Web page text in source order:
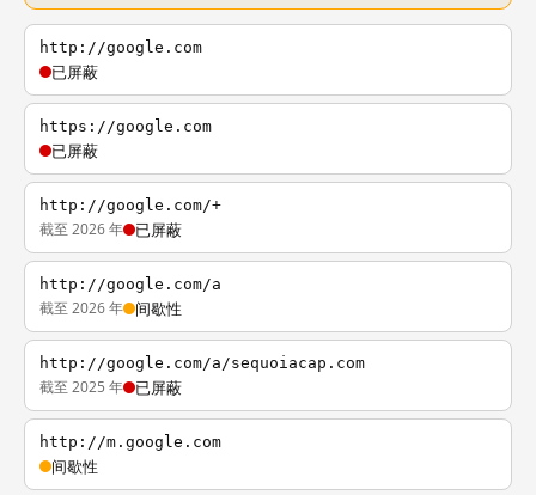
http://google.com
已屏蔽
https://google.com
已屏蔽
http://google.com/+
截至 2026 年 已屏蔽
http://google.com/a
截至 2026 年 间歇性
http://google.com/a/sequoiacap.com
截至 2025 年 已屏蔽
http://m.google.com
间歇性